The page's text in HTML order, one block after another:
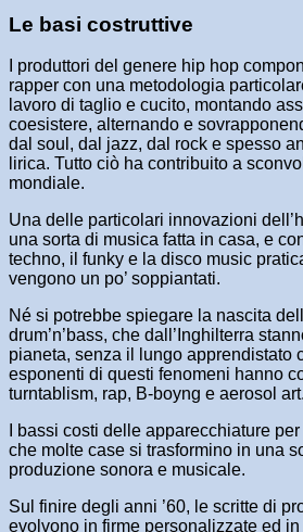
Le basi costruttive
I produttori del genere hip hop
rapper con una metodologia
lavoro di taglio e cucito, montando
coesistere, alternando e
dal soul, dal jazz, dal rock e spesso
lirica. Tutto ciò ha contribuito a
mondiale.
Una delle particolari innovazioni
una sorta di musica fatta in casa, e
techno, il funky e la disco music
vengono un po’ soppiantati.
Né si potrebbe spiegare la nascita
drum’n’bass, che dall’Inghilterra
pianeta, senza il lungo apprendistato
esponenti di questi fenomeni hanno
turntablism, rap, B-boyng e aerosol art.
I bassi costi delle apparecchiature
che molte case si trasformino in una
produzione sonora e musicale.
Sul finire degli anni ’60, le scritte di
evolvono in firme personalizzate ed